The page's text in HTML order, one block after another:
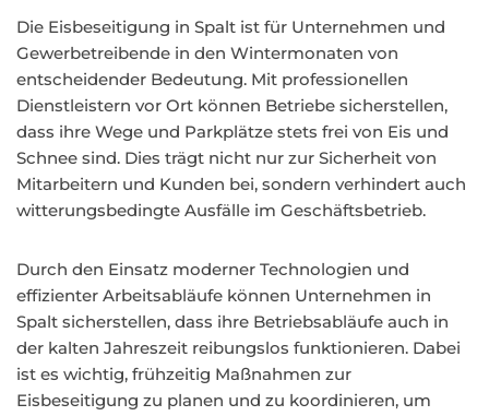
Die Eisbeseitigung in Spalt ist für Unternehmen und
Gewerbetreibende in den Wintermonaten von
entscheidender Bedeutung. Mit professionellen
Dienstleistern vor Ort können Betriebe sicherstellen,
dass ihre Wege und Parkplätze stets frei von Eis und
Schnee sind. Dies trägt nicht nur zur Sicherheit von
Mitarbeitern und Kunden bei, sondern verhindert auch
witterungsbedingte Ausfälle im Geschäftsbetrieb.
Durch den Einsatz moderner Technologien und
effizienter Arbeitsabläufe können Unternehmen in
Spalt sicherstellen, dass ihre Betriebsabläufe auch in
der kalten Jahreszeit reibungslos funktionieren. Dabei
ist es wichtig, frühzeitig Maßnahmen zur
Eisbeseitigung zu planen und zu koordinieren, um